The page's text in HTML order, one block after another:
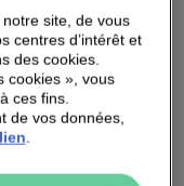
site, de vous
centres d’intérêt et
des cookies.
cookies », vous
ces fins.
de vos données,
.